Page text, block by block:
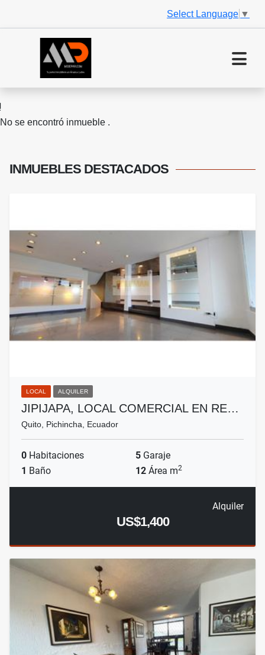
Select Language ▼
No se encontró inmueble .
INMUEBLES DESTACADOS
LOCAL ALQUILER
JIPIJAPA, LOCAL COMERCIAL EN RE…
Quito, Pichincha, Ecuador
0 Habitaciones 5 Garaje
1 Baño 12 Área m2
Alquiler
US$1,400